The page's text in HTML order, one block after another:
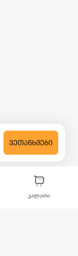
კალათა
ᲕᲔᲗᲐᲜᲮᲛᲔᲑᲘ